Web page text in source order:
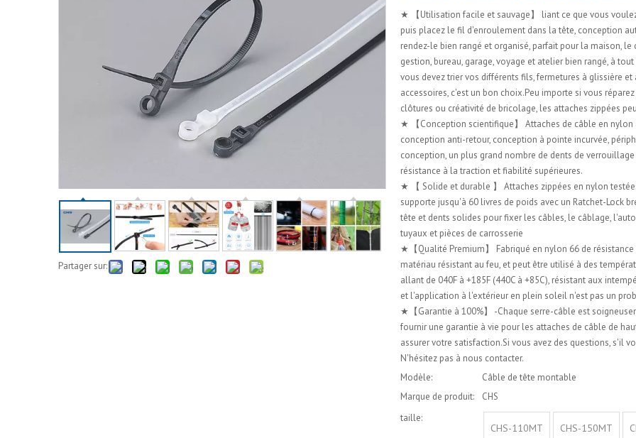
Partager sur:
★ 【Utilisation facile et sauvage】 liant ce que vous
puis placez le fil d'enroulement dans la tête, conception
rendez-le bien rangé et organisé, parfait pour la maison, le
gestion, bureau, garage, voyage et atelier bien rangé, à
vous devez trier vos différents fils, fermetures à glissière et
accessoires, c'est un bon choix.Peu importe si vous réparez
clôtures ou créativité de bricolage, les attaches zippées
★ 【Conception scientifique】 Attaches de câble en
conception anti-retour, conception à pointe incurvée,
conception, un plus grand nombre de dents de
résistance à la traction et fiabilité supérieures.
★ 【 Solide et durable 】 Attaches zippées en nylon
supporte jusqu'à 60 livres de poids avec un Ratchet-Lock
tête et dents solides pour fixer les câbles, le câblage,
tuyaux et pièces de carrosserie
★【Qualité Premium】 Fabriqué en nylon 66 de
matériau résistant au feu, et peut être utilisé à des
allant de 040F à +185F (440C à +85C), résistant aux
et l'application à l'extérieur en plein soleil n'est pas un
★【Garantie à 100%】 -Chaque serre-câble est
fournir une garantie à vie pour les attaches de câble de
assurer votre satisfaction.Si vous avez des questions, s'il
N'hésitez pas à nous contacter.
Modèle:
Câble de tête montable
Marque de produit:
CHS
taille:
CHS-110MT CHS-150MT